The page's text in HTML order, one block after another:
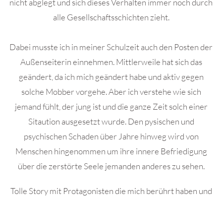
nicht abglegt und sich dieses Verhalten immer noch durch
alle Gesellschaftsschichten zieht.
Dabei musste ich in meiner Schulzeit auch den Posten der
Außenseiterin einnehmen. Mittlerweile hat sich das
geändert, da ich mich geändert habe und aktiv gegen
solche Mobber vorgehe. Aber ich verstehe wie sich
jemand fühlt, der jung ist und die ganze Zeit solch einer
Sitaution ausgesetzt wurde. Den pysischen und
psychischen Schaden über Jahre hinweg wird von
Menschen hingenommen um ihre innere Befriedigung
über die zerstörte Seele jemanden anderes zu sehen.
Tolle Story mit Protagonisten die mich berührt haben und